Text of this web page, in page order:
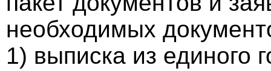
необходимых
1) выписка из единого